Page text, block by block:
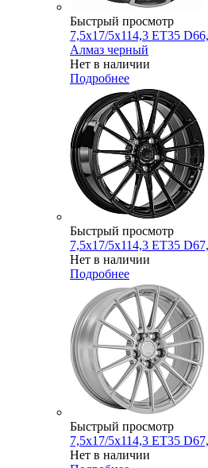
Быстрый просмотр
7,5x17/5x114,3 ET35
Алмаз черный
Нет в наличии
Подробнее
Быстрый просмотр
7,5x17/5x114,3 ET35
Нет в наличии
Подробнее
Быстрый просмотр
7,5x17/5x114,3 ET35
Нет в наличии